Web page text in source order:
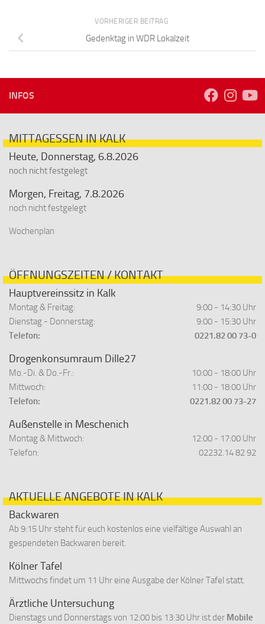
VORHERIGER BEITRAG
Gedenktag in WDR Lokalzeit
INFOS
MITTAGESSEN IN KALK
Heute, Donnerstag, 6.8.2026
noch nicht festgelegt
Morgen, Freitag, 7.8.2026
noch nicht festgelegt
Wochenplan
ÖFFNUNGSZEITEN / KONTAKT
Hauptvereinssitz in Kalk
Montag & Freitag:
9:00 - 14:30 Uhr
Dienstag - Donnerstag:
9:00 - 15:30 Uhr
Telefon:
0221.82 00 73-0
Drogenkonsumraum Dille27
Mo.-Di. & Do.-Fr.:
10:00 - 18:00 Uhr
Mittwoch:
11:00 - 18:00 Uhr
Telefon:
0221.82 00 73-27
Außenstelle in Meschenich
Montag & Mittwoch:
12:00 - 17:00 Uhr
Telefon:
02232.14 82 92
AKTUELLE ANGEBOTE IN KALK
Backwaren
Ab 9:15 Uhr steht für euch kostenlos eine vielfältige Auswahl an
gespendeten Backwaren bereit.
Kölner Tafel
Mittwochs findet um 11 Uhr eine Ausgabe der Kölner Tafel statt.
Ärztliche Untersuchung
Dienstags und Donnerstags von 12:00 bis 13:30 Uhr ist der Mobile